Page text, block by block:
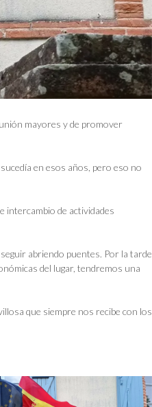
mayores y de promover
en esos años, pero eso no
intercambio de actividades
abriendo puentes. Por la tarde
del lugar, tendremos una
que siempre nos recibe con los